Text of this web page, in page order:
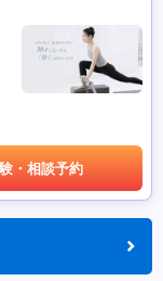
・相談予約